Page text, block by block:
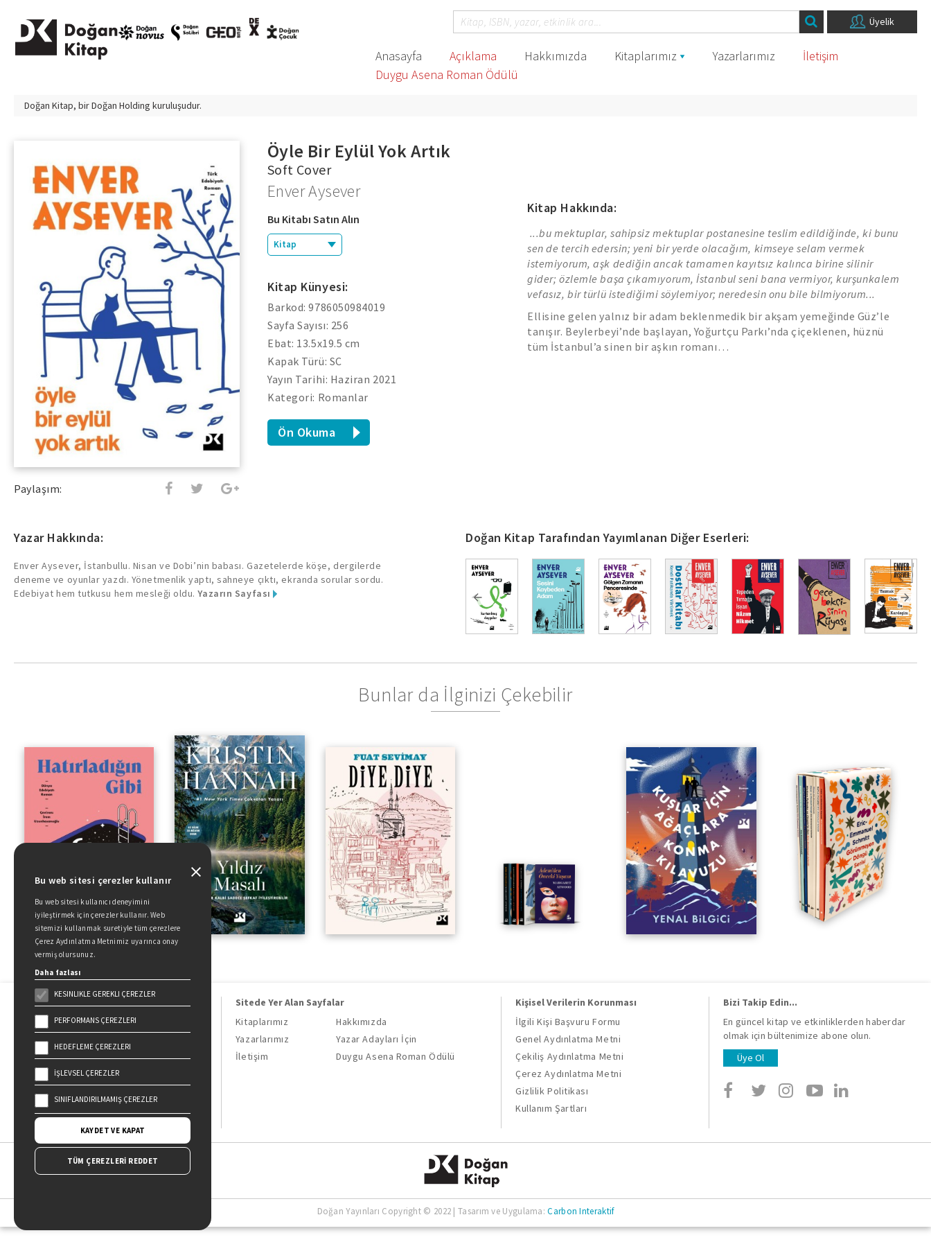
Üyelik
Anasayfa Açıklama Hakkımızda Kitaplarımız Yazarlarımız
İletişim
Duygu Asena Roman Ödülü
Doğan Kitap, birDoğan Holding kuruluşudur.
Paylaşım:
Öyle Bir Eylül Yok Artık
Soft Cover
Enver Aysever
Bu Kitabı Satın Alın
Kitap
Kitap Künyesi:
Barkod: 9786050984019
Sayfa Sayısı: 256
Ebat: 13.5x19.5 cm
Kapak Türü: SC
Yayın Tarihi: Haziran 2021
Kategori: Romanlar
Ön Okuma
Kitap Hakkında:
...bu mektuplar, sahipsiz mektuplar postanesine teslim edildiğinde, ki bunu
sen de tercih edersin; yeni bir yerde olacağım, kimseye selam vermek
istemiyorum, aşk dediğin ancak tamamen kayıtsız kalınca birine silinir
gider; özlemle başa çıkamıyorum, İstanbul seni bana vermiyor, kurşunkalem
vefasız, bir türlü istediğimi söylemiyor; neredesin onu bile bilmiyorum...
Ellisine gelen yalnız bir adam beklenmedik bir akşam yemeğinde Güz’le
tanışır. Beylerbeyi’nde başlayan, Yoğurtçu Parkı’nda çiçeklenen, hüznü
tüm İstanbul’a sinen bir aşkın romanı…
Yazar Hakkında:
Enver Aysever, İstanbullu. Nisan ve Dobi’nin babası. Gazetelerde köşe, dergilerde
deneme ve oyunlar yazdı. Yönetmenlik yaptı, sahneye çıktı, ekranda sorular sordu.
Edebiyat hem tutkusu hem mesleği oldu.Yazarın Sayfası
Doğan Kitap Tarafından Yayımlanan Diğer Eserleri:
Bunlar da İlginizi Çekebilir
Doğan Kitap, bir Doğan Holding
kuruluşudur.
19 Mayıs Cad. Golden Plaza No:1 Kat:10
34360 / Şişli / İstanbul
Sitede Yer Alan Sayfalar
Kitaplarımız
Hakkımızda
Yazarlarımız
Yazar Adayları İçin
İletişim
Duygu Asena Roman Ödülü
Kişisel Verilerin Korunması
İlgili Kişi Başvuru Formu
Genel Aydınlatma Metni
Çekiliş Aydınlatma Metni
Çerez Aydınlatma Metni
Gizlilik Politikası
Kullanım Şartları
Bizi Takip Edin...
En güncel kitap ve etkinliklerden haberdar
olmak için bültenimize abone olun.
Üye Ol
Doğan Yayınları Copyright © 2022 | Tasarım ve Uygulama:Carbon Interaktif
Bu web sitesi çerezler kullanır
Bu web sitesi kullanıcı deneyimini
iyileştirmek için çerezler kullanır. Web
sitemizi kullanmak suretiyle tüm çerezlere
Çerez Aydınlatma Metnimiz uyarınca onay
vermiş olursunuz.
Daha fazlası
KESINLIKLE GEREKLI ÇEREZLER
PERFORMANS ÇEREZLERI
HEDEFLEME ÇEREZLERI
İŞLEVSEL ÇEREZLER
SINIFLANDIRILMAMIŞ ÇEREZLER
KAYDET VE KAPAT
TÜM ÇEREZLERİ REDDET